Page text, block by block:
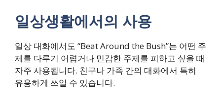
일상생활에서의 사용
일상 대화에서도 “Beat Around the Bush”는 어떤 주
제를 다루기 어렵거나 민감한 주제를 피하고 싶을 때
자주 사용됩니다. 친구나 가족 간의 대화에서 특히
유용하게 쓰일 수 있습니다.